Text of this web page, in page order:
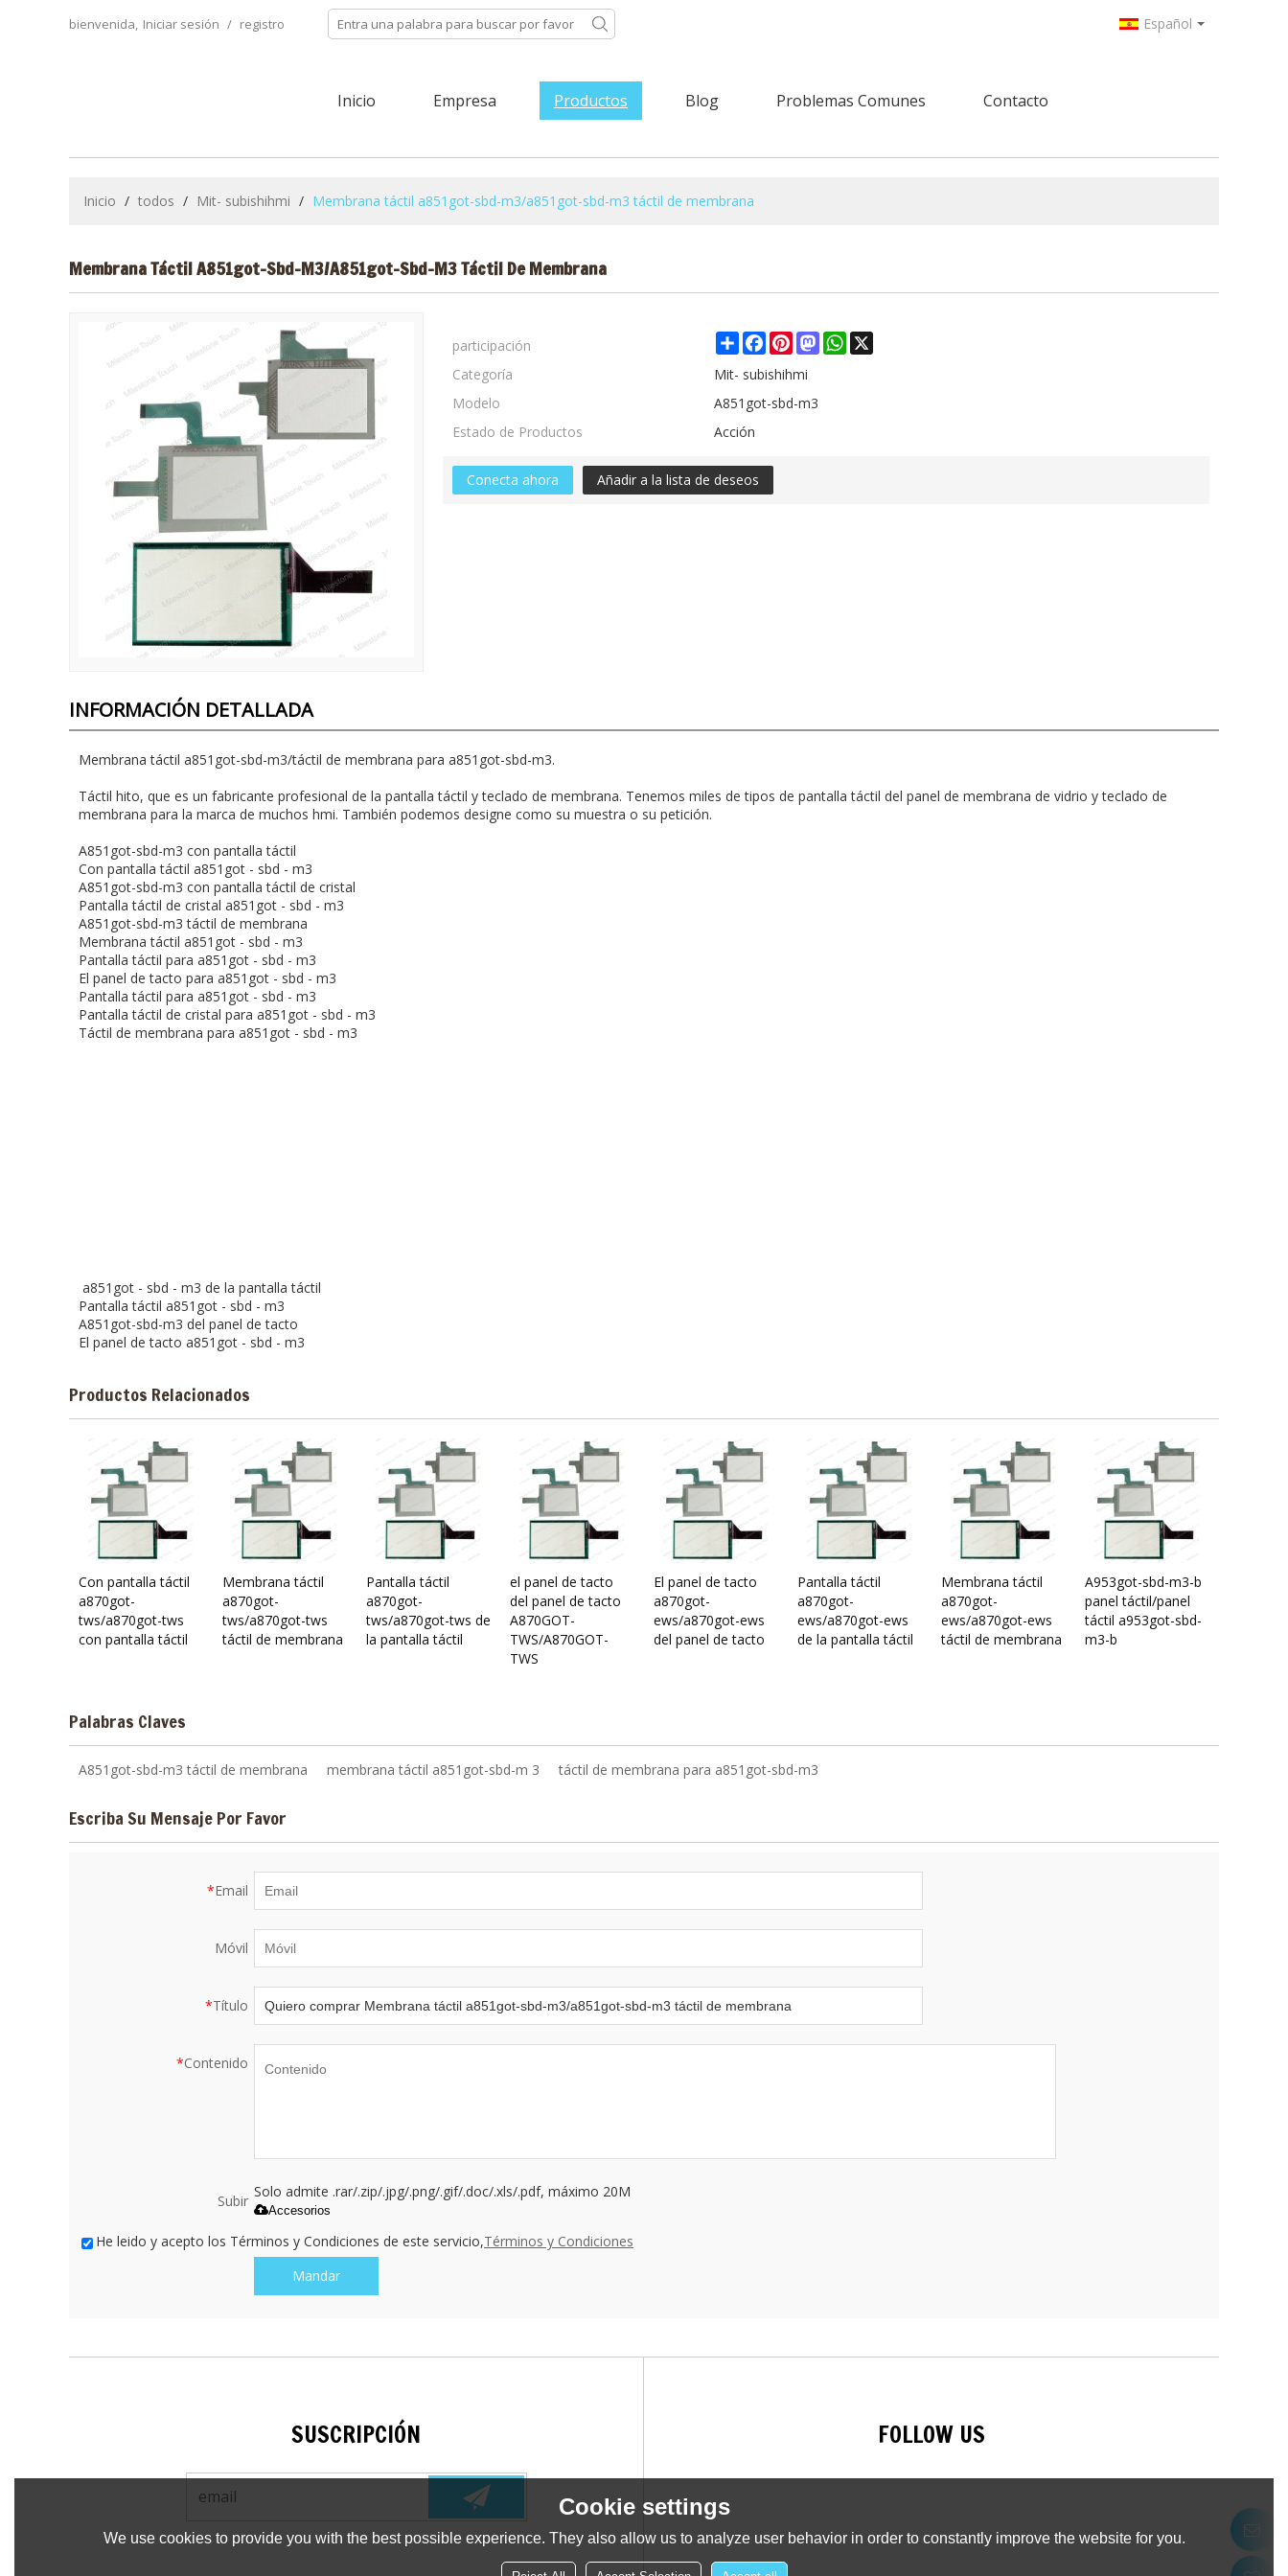
bienvenida, Iniciar sesión / registro Español
Inicio Empresa Productos Blog Problemas Comunes Contacto
Inicio / todos / Mit- subishihmi / Membrana táctil a851got-sbd-m3/a851got-sbd-m3 táctil de membrana
Membrana Táctil A851got-Sbd-M3/a851got-Sbd-M3 Táctil De Membrana
participación ShareFacebook
PinterestMastodonWhatsApp
Categoría
Mit- subishihmi
Modelo
A851got-sbd-m3
Estado de Productos
Acción
Conecta ahora Añadir a la lista de deseos
INFORMACIÓN DETALLADA
Membrana táctil a851got-sbd-m3/táctil de membrana para a851got-sbd-m3.
Táctil hito, que es un fabricante profesional de la pantalla táctil y teclado de membrana. Tenemos miles de tipos de pantalla táctil del panel de membrana de vidrio y teclado de
membrana para la marca de muchos hmi. También podemos designe como su muestra o su petición.
A851got-sbd-m3 con pantalla táctil
Con pantalla táctil a851got - sbd - m3
A851got-sbd-m3 con pantalla táctil de cristal
Pantalla táctil de cristal a851got - sbd - m3
A851got-sbd-m3 táctil de membrana
Membrana táctil a851got - sbd - m3
Pantalla táctil para a851got - sbd - m3
El panel de tacto para a851got - sbd - m3
Pantalla táctil para a851got - sbd - m3
Pantalla táctil de cristal para a851got - sbd - m3
Táctil de membrana para a851got - sbd - m3
a851got - sbd - m3 de la pantalla táctil
Pantalla táctil a851got - sbd - m3
A851got-sbd-m3 del panel de tacto
El panel de tacto a851got - sbd - m3
Productos Relacionados
Con pantalla táctil
a870got-
tws/a870got-tws
con pantalla táctil
Membrana táctil
a870got-
tws/a870got-tws
táctil de membrana
Pantalla táctil
a870got-
tws/a870got-tws de
la pantalla táctil
el panel de tacto
del panel de tacto
A870GOT-
TWS/A870GOT-
TWS
El panel de tacto
a870got-
ews/a870got-ews
del panel de tacto
Pantalla táctil
a870got-
ews/a870got-ews
de la pantalla táctil
Membrana táctil
a870got-
ews/a870got-ews
táctil de membrana
A953got-sbd-m3-b
panel táctil/panel
táctil a953got-sbd-
m3-b
Palabras Claves
A851got-sbd-m3 táctil de membrana membrana táctil a851got-sbd-m 3 táctil de membrana para a851got-sbd-m3
Escriba Su Mensaje Por Favor
*Email
Móvil
*Título
*Contenido
Subir
Solo admite .rar/.zip/.jpg/.png/.gif/.doc/.xls/.pdf, máximo 20M
Accesorios
He leido y acepto los Términos y Condiciones de este servicio,Términos y Condiciones
Mandar
SUSCRIPCIÓN FOLLOW US
Cookie settings
We use cookies to provide you with the best possible experience. They also allow us to analyze user behavior in order to constantly improve the website for you.